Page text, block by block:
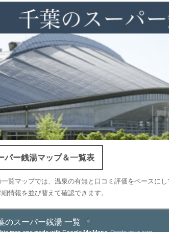
パー銭湯マップ＆一覧表
一覧マップでは、温泉の有無と口コミ評価をベースに
情報を並び替えて確認できます。